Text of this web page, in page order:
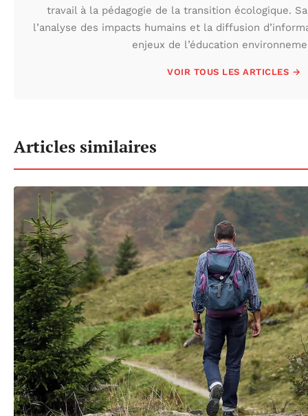
travail à la pédagogie de la transition écologique.
l’analyse des impacts humains et la diffusion
enjeux de l’éducation
VOIR TOUS LES ARTICLES →
Articles similaires